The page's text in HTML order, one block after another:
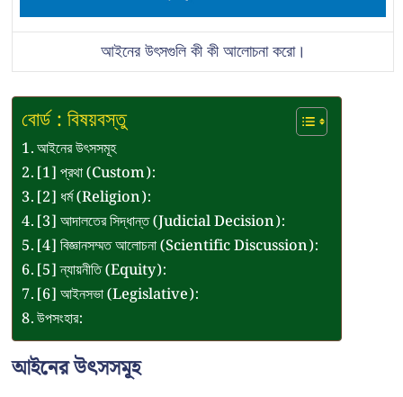
আইনের উৎসগুলি কী কী আলোচনা করো।
বোর্ড : বিষয়বস্তু
আইনের উৎসসমূহ
[1] প্রথা (Custom):
[2] ধর্ম (Religion):
[3] আদালতের সিদ্ধান্ত (Judicial Decision):
[4] বিজ্ঞানসম্মত আলোচনা (Scientific Discussion):
[5] ন্যায়নীতি (Equity):
[6] আইনসভা (Legislative):
উপসংহার:
আইনের উৎসসমূহ